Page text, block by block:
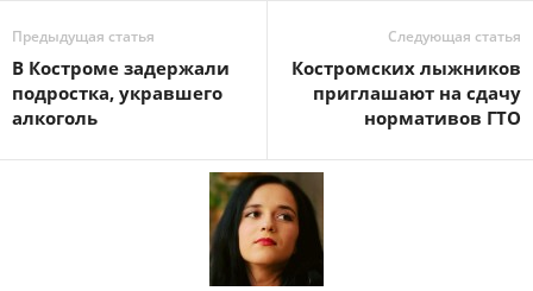
Предыдущая статья
В Костроме задержали
подростка, укравшего
алкоголь
Следующая статья
Костромских лыжников
приглашают на сдачу
нормативов ГТО